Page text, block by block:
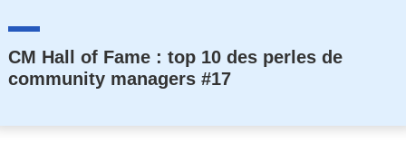
CM Hall of Fame : top 10 des perles de
community managers #17